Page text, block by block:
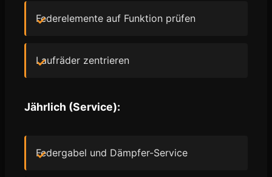
Federelemente auf Funktion prüfen
Laufräder zentrieren
Jährlich (Service):
Federgabel und Dämpfer-Service